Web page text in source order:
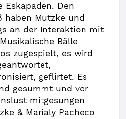
Eskapaden. Den
haben Mutzke und
an der Interaktion mit
Bälle
zugespielt, es wird
geflirtet. Es
gesummt und vor
mitgesungen
& Marialy Pacheco